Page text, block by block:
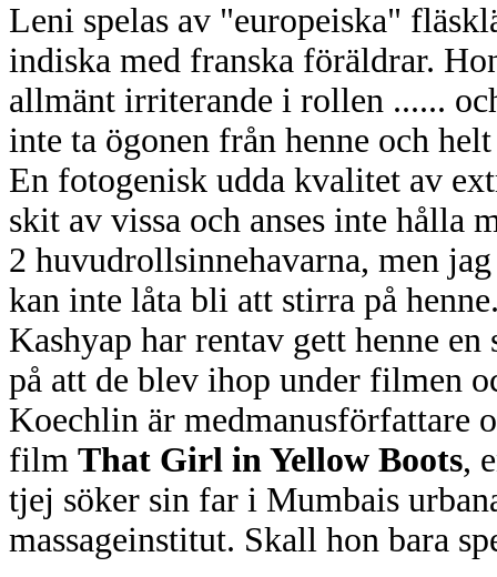
Leni spelas av "europeiska"
indiska med franska föräldrar.
allmänt irriterande i rollen ......
inte ta ögonen från henne och
En fotogenisk udda kvalitet av
skit av vissa och anses inte hålla
2 huvudrollsinnehavarna, men
kan inte låta bli att stirra på
Kashyap har rentav gett henne
på att de blev ihop under filmen
Koechlin är medmanusförfattare
film That Girl in Yellow Boots,
tjej söker sin far i Mumbais
massageinstitut. Skall hon bara